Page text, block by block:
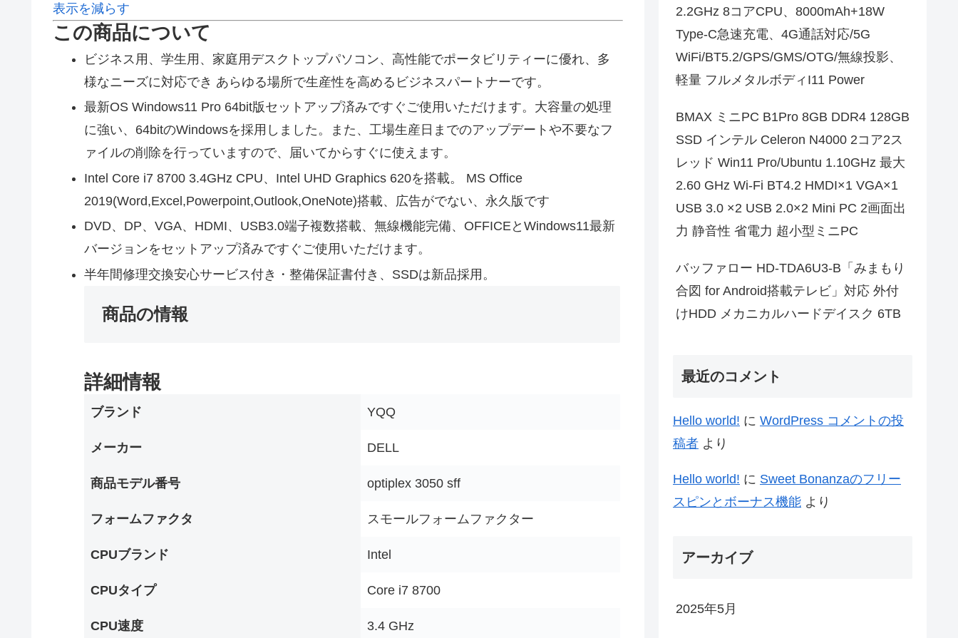
表示を減らす
この商品について
ビジネス用、学生用、家庭用デスクトップパソコン、高性能でポータビリティーに優れ、多
様なニーズに対応でき あらゆる場所で生産性を高めるビジネスパートナーです。
最新OS Windows11 Pro 64bit版セットアップ済みですぐご使用いただけます。大容量の処理
に強い、64bitのWindowsを採用しました。また、工場生産日までのアップデートや不要なフ
ァイルの削除を行っていますので、届いてからすぐに使えます。
Intel Core i7 8700 3.4GHz CPU、Intel UHD Graphics 620を搭載。 MS Office
2019(Word,Excel,Powerpoint,Outlook,OneNote)搭載、広告がでない、永久版です
DVD、DP、VGA、HDMI、USB3.0端子複数搭載、無線機能完備、OFFICEとWindows11最新
バージョンをセットアップ済みですぐご使用いただけます。
半年間修理交換安心サービス付き・整備保証書付き、SSDは新品採用。
商品の情報
詳細情報
ブランド ‎YQQ
メーカー ‎DELL
商品モデル番号 ‎optiplex 3050 sff
フォームファクタ ‎スモールフォームファクター
CPUブランド ‎Intel
CPUタイプ ‎Core i7 8700
CPU速度 ‎3.4 GHz
2.2GHz 8コアCPU、8000mAh+18W
Type-C急速充電、4G通話対応/5G
WiFi/BT5.2/GPS/GMS/OTG/無線投影、
軽量 フルメタルボディI11 Power
BMAX ミニPC B1Pro 8GB DDR4 128GB
SSD インテル Celeron N4000 2コア2ス
レッド Win11 Pro/Ubuntu 1.10GHz 最大
2.60 GHz Wi-Fi BT4.2 HMDI×1 VGA×1
USB 3.0 ×2 USB 2.0×2 Mini PC 2画面出
力 静音性 省電力 超小型ミニPC
バッファロー HD-TDA6U3-B「みまもり
合図 for Android搭載テレビ」対応 外付
けHDD メカニカルハードデイスク 6TB
最近のコメント
Hello world! に WordPress コメントの投
稿者 より
Hello world! に Sweet Bonanzaのフリー
スピンとボーナス機能 より
アーカイブ
2025年5月